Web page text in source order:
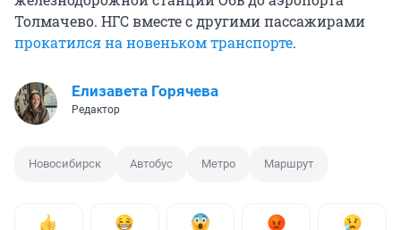
Толмачево. НГС вместе с другими пассажирами
прокатился на новеньком транспорте.
Елизавета Горячева
Редактор
Новосибирск Автобус Метро Маршрут